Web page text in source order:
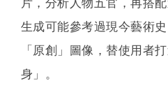
片，分析人物五官，再搭
生成可能參考過現今藝術
「原創」圖像，替使用者
身」。